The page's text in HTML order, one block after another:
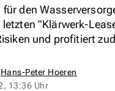
den
"Klärwerk-
und profitiert
Hans-Peter Hoeren
13:36 Uhr